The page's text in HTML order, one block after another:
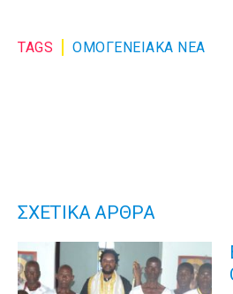
TAGS ΟΜΟΓΕΝΕΙΑΚΆ ΝΈΑ
ΣΧΕΤΙΚΑ ΑΡΘΡΑ